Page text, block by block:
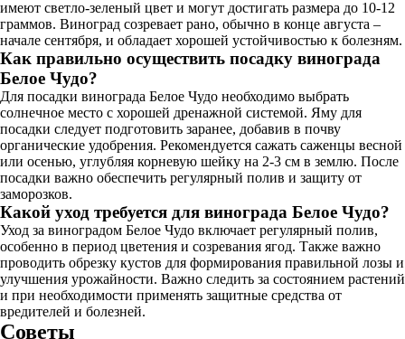
имеют светло-зеленый цвет и могут достигать размера до 10-12
граммов. Виноград созревает рано, обычно в конце августа –
начале сентября, и обладает хорошей устойчивостью к болезням.
Как правильно осуществить посадку винограда
Белое Чудо?
Для посадки винограда Белое Чудо необходимо выбрать
солнечное место с хорошей дренажной системой. Яму для
посадки следует подготовить заранее, добавив в почву
органические удобрения. Рекомендуется сажать саженцы весной
или осенью, углубляя корневую шейку на 2-3 см в землю. После
посадки важно обеспечить регулярный полив и защиту от
заморозков.
Какой уход требуется для винограда Белое Чудо?
Уход за виноградом Белое Чудо включает регулярный полив,
особенно в период цветения и созревания ягод. Также важно
проводить обрезку кустов для формирования правильной лозы и
улучшения урожайности. Важно следить за состоянием растений
и при необходимости применять защитные средства от
вредителей и болезней.
Советы